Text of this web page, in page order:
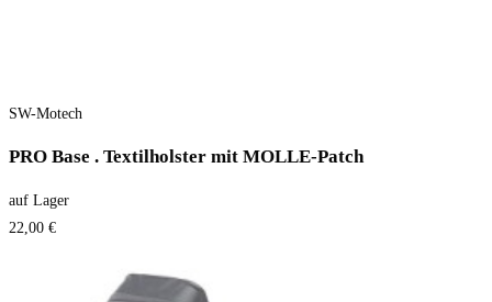
SW-Motech
PRO Base . Textilholster mit MOLLE-Patch
auf Lager
22,00 €